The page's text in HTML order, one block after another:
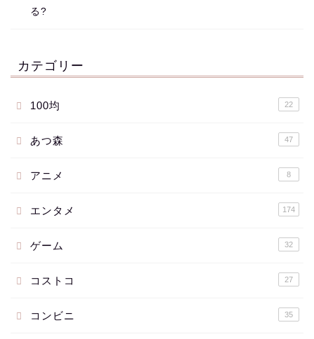
る?
カテゴリー
100均 22
あつ森 47
アニメ 8
エンタメ 174
ゲーム 32
コストコ 27
コンビニ 35